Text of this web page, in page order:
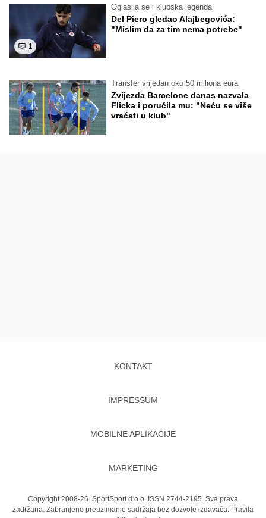
1
Oglasila se i klupska legenda
Del Piero gledao Alajbegovića:
"Mislim da za tim nema potrebe"
Transfer vrijedan oko 50 miliona eura
Zvijezda Barcelone danas nazvala
Flicka i poručila mu: "Neću se više
vraćati u klub"
KONTAKT
IMPRESSUM
MOBILNE APLIKACIJE
MARKETING
Copyright 2008-26. SportSport d.o.o. ISSN 2744-2195. Sva prava
zadržana. Zabranjeno preuzimanje sadržaja bez dozvole izdavača. Pravila